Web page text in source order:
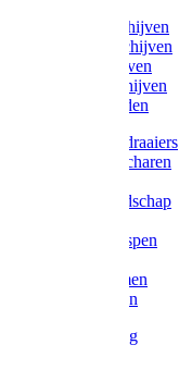
Afbraamschijven
Doorslijpschijven
Lamelschijven
Diamantschijven
Laselektroden
Schroevendraaiers
Tangen / Scharen
Meetgereedschap
Vijlen / Raspen
Lijmklemmen
Waterpassen
Bouwbeslag